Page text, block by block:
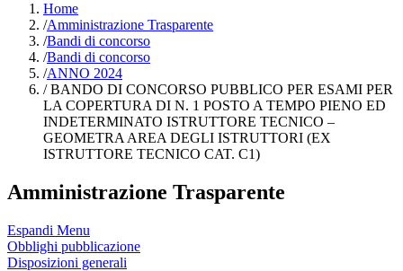
Home
/Amministrazione Trasparente
/Bandi di concorso
/Bandi di concorso
/ANNO 2024
/BANDO DI CONCORSO PUBBLICO PER ESAMI PER
LA COPERTURA DI N. 1 POSTO A TEMPO PIENO ED
INDETERMINATO ISTRUTTORE TECNICO –
GEOMETRA AREA DEGLI ISTRUTTORI (EX
ISTRUTTORE TECNICO CAT. C1)
Amministrazione Trasparente
Espandi Menu
Obblighi pubblicazione
Disposizioni generali